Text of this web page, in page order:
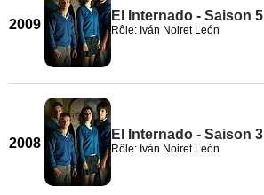
2009
El Internado - Saison 5
Rôle: Iván Noiret León
2008
El Internado - Saison 3
Rôle: Iván Noiret León